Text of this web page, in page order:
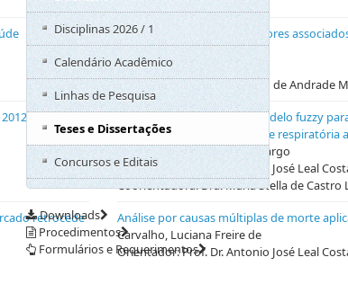
Distribuição espacial dos fatores
Janeiro em 2015 e 2016
Raymundo, Carlos Eduardo
Orientador: Prof. Dr. Roberto de Andrade
e 2021
Desenvolvimento de um modelo fuzzy
hospitalizados com síndrome respiratória
Marsico, Erika Fonseca Camargo
Orientador: Prof. Dr. Antonio José Leal
Coorientadora: Dra. Maria Stella de Castro
retrocede
Análise por causas múltiplas de morte
Carvalho, Luciana Freire de
Orientador: Prof. Dr. Antonio José Leal
Disciplinas 2026 / 1
Calendário Acadêmico
Linhas de Pesquisa
Teses e Dissertações
Concursos e Editais
Downloads
Procedimentos
Formulários e Requerimentos